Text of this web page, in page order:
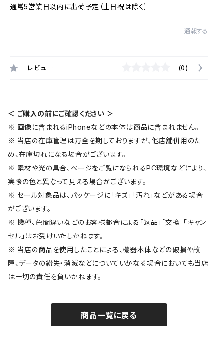
通常5営業日以内に出荷予定（土日祝は除く）
通報する
レビュー (0)
＜ ご購入の前にご確認ください ＞
※ 画像に含まれるiPhoneなどの本体は商品に含まれません。
※ 当店の在庫管理は万全を期しておりますが、他店舗併用のた
め、在庫切れになる場合がございます。
※ 素材や光の具合、ページをご覧になられるPC環境などにより、
実際の色と異なって見える場合がございます。
※ セール対象品は、パッケージに「キズ」「汚れ」などがある場合
がございます。
※ 機種、色間違いなどのお客様都合による「返品」「交換」「キャン
セル」はお受けいたしかねます。
※ 当店の商品を使用したことによる、機器本体などの破損や故
障、データの紛失・消滅などについていかなる場合においても当店
は一切の責任を負いかねます。
商品一覧に戻る